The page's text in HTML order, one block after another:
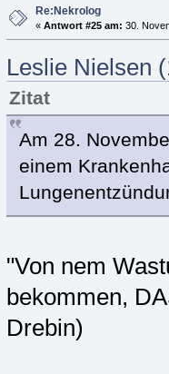
Re:Nekrolog
« Antwort #25 am: 30.
Leslie Nielsen
Zitat
Am 28.
einem
"Von nem
bekommen,
Drebin)